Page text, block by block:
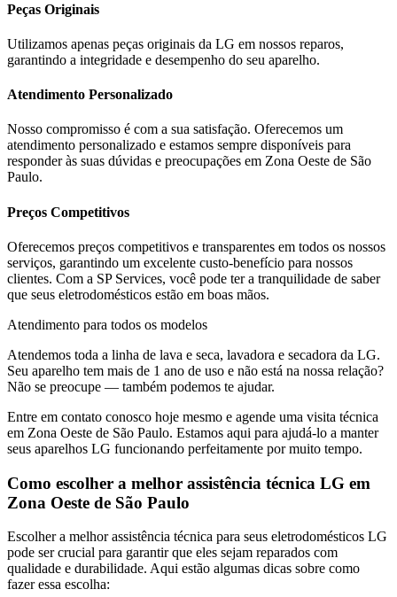
Peças Originais
Utilizamos apenas peças originais da LG em nossos reparos,
garantindo a integridade e desempenho do seu aparelho.
Atendimento Personalizado
Nosso compromisso é com a sua satisfação. Oferecemos um
atendimento personalizado e estamos sempre disponíveis para
responder às suas dúvidas e preocupações em Zona Oeste de São
Paulo.
Preços Competitivos
Oferecemos preços competitivos e transparentes em todos os nossos
serviços, garantindo um excelente custo-benefício para nossos
clientes. Com a SP Services, você pode ter a tranquilidade de saber
que seus eletrodomésticos estão em boas mãos.
Atendimento para todos os modelos
Atendemos toda a linha de lava e seca, lavadora e secadora da LG.
Seu aparelho tem mais de 1 ano de uso e não está na nossa relação?
Não se preocupe — também podemos te ajudar.
Entre em contato conosco hoje mesmo e agende uma visita técnica
em Zona Oeste de São Paulo. Estamos aqui para ajudá-lo a manter
seus aparelhos LG funcionando perfeitamente por muito tempo.
Como escolher a melhor assistência técnica LG em
Zona Oeste de São Paulo
Escolher a melhor assistência técnica para seus eletrodomésticos LG
pode ser crucial para garantir que eles sejam reparados com
qualidade e durabilidade. Aqui estão algumas dicas sobre como
fazer essa escolha: